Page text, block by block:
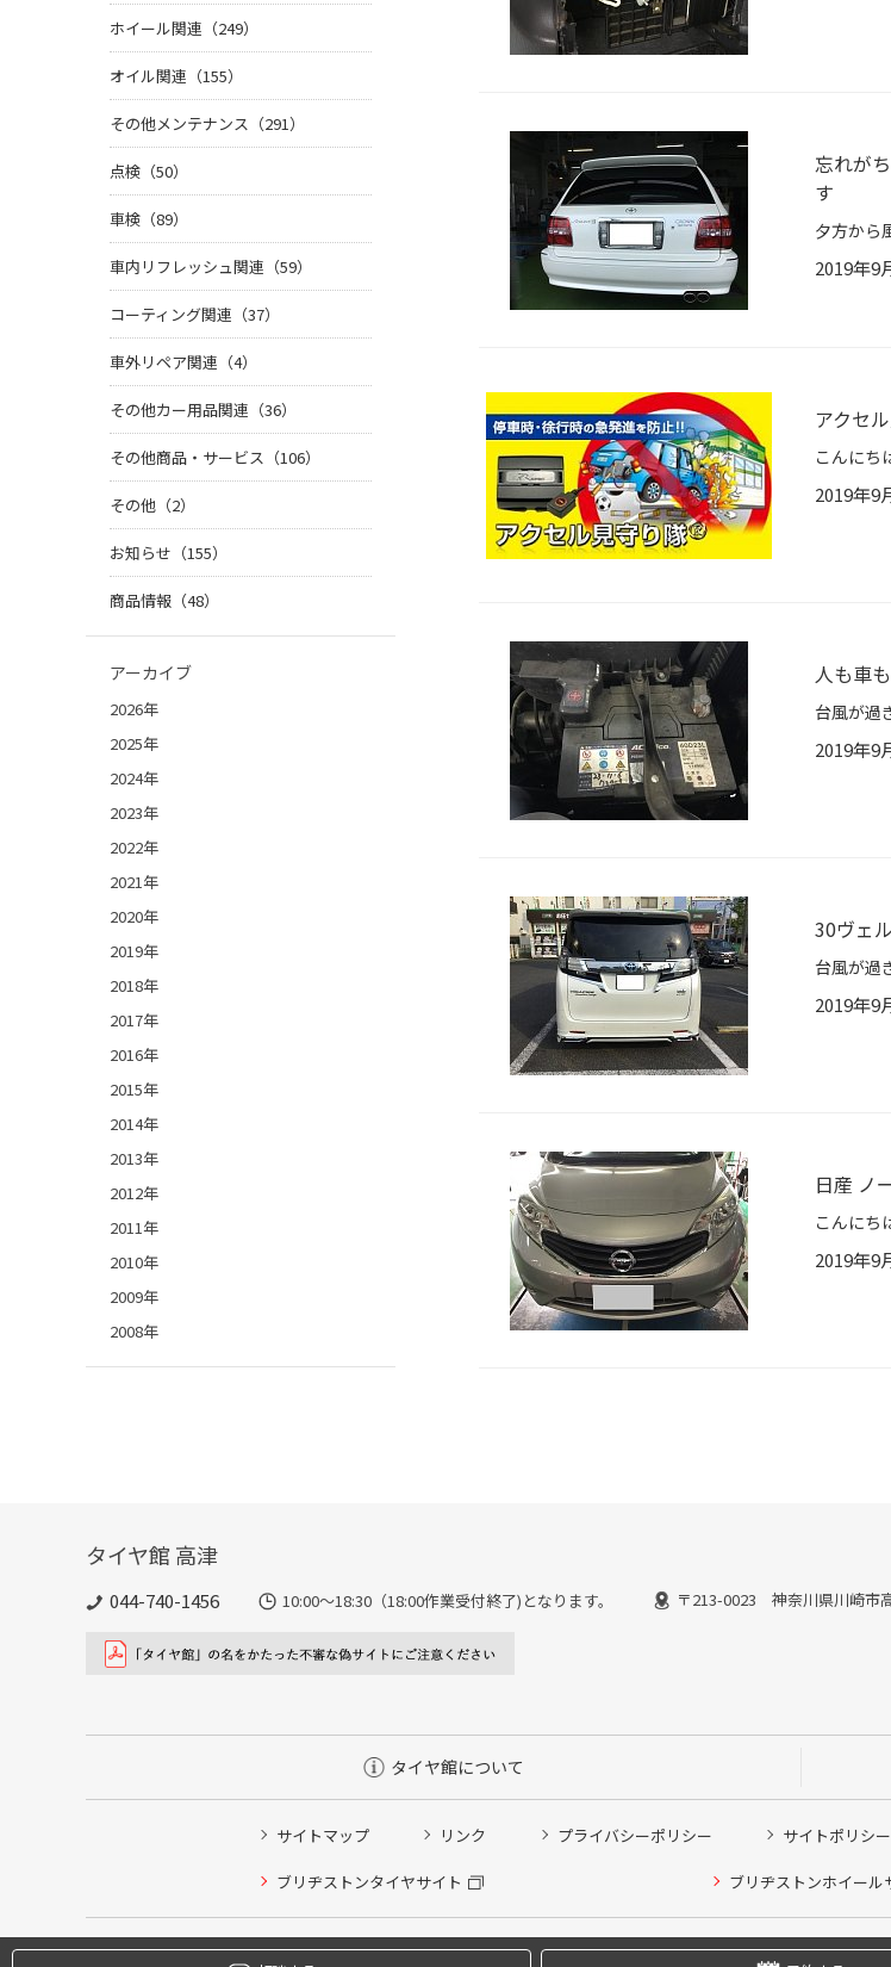
忘れが
す
2019年9
アクセ
2019年9
人も車
2019年9
30ヴェ
2019年9
日産 ノ
2019年9
ホイール関連（249）
オイル関連（155）
その他メンテナンス（291）
点検（50）
車検（89）
車内リフレッシュ関連（59）
コーティング関連（37）
車外リペア関連（4）
その他カー用品関連（36）
その他商品・サービス（106）
その他（2）
お知らせ（155）
商品情報（48）
アーカイブ
2026年
2025年
2024年
2023年
2022年
2021年
2020年
2019年
2018年
2017年
2016年
2015年
2014年
2013年
2012年
2011年
2010年
2009年
2008年
タイヤ館 高津
044-740-1456 10:00～18:30（18:00作業受付終了)となります。 〒213-0023 神奈川県川崎市
タイヤ館について
サイトマップ リンク プライバシーポリシー サイトポリシー
ブリヂストンタイヤサイト ブリヂストンホイール
Copyright © 2024 Bridgestone Retail Co.,Ltd.
タイヤ点検・安全点検/タイヤ履き替え/オイル交換/その他ピット作業の予約
クローク契約会員専用タイヤ履き替え※タイヤ履き替えを希望のクローク契約会員の方はこちらを選択くださ
本日のタイヤ履き替え順番待ち予約 ※クローク契約会員の方はご利用いただけません